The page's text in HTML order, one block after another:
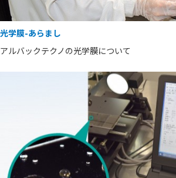
光学膜-あらまし
アルバックテクノの光学膜について